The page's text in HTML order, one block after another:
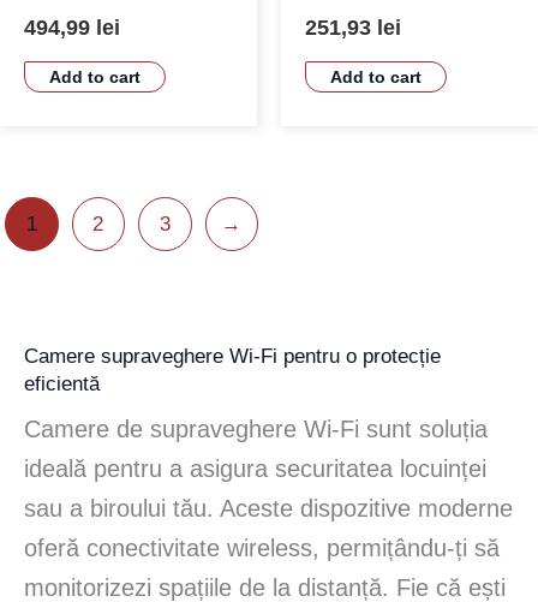
494,99 lei
Add to cart
251,93 lei
Add to cart
1 2 3 →
Camere supraveghere Wi-Fi pentru o protecție
eficientă
Camere de supraveghere Wi-Fi sunt soluția
ideală pentru a asigura securitatea locuinței
sau a biroului tău. Aceste dispozitive moderne
oferă conectivitate wireless, permițându-ți să
monitorizezi spațiile de la distanță. Fie că ești